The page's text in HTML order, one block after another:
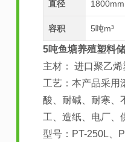
直径 1800mm
容积 5吨m³
5吨鱼塘养殖塑料
主材： 进口聚乙
工艺：本产品采用
酸、耐碱、耐寒、
工、造纸、电厂、
型号：PT-250L、